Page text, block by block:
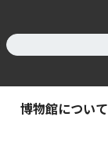
博物館について